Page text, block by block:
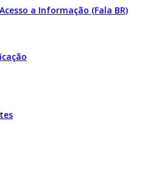
a Informação (Fala BR)